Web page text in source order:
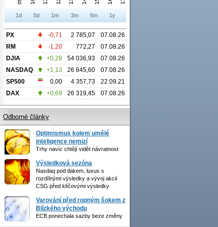
1d 5d 1m 3m 6m 1y
PX -0,71 2 785,07
07.08.26
RM
-1,20 772,27
07.08.26
DJIA
+0,28 54 036,93
07.08.26
NASDAQ
+1,13 26 645,60
07.08.26
SP500
0,00 4 357,73
22.09.21
DAX
+0,69 26 319,45 07.08.26
Odborné články
Optimismus kolem umělé
inteligence nemizí
Trhy navíc chtějí vidět návratnost
Výsledková sezóna
Nasdaq pod tlakem, luxus s
rozdílnými výsledky a vývoj akcií
CSG před klíčovými výsledky
Varování před ropným šokem z
Blízkého východu
ECB ponechala sazby beze změny